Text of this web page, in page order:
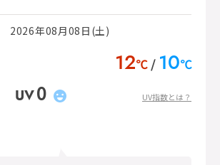
2026年08月08日(土)
12℃ 10℃
UV0 UV指数とは？